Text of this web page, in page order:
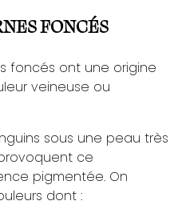
FONCÉS
foncés ont une origine
veineuse ou
sous une peau très
ce
pigmentée. On
dont :